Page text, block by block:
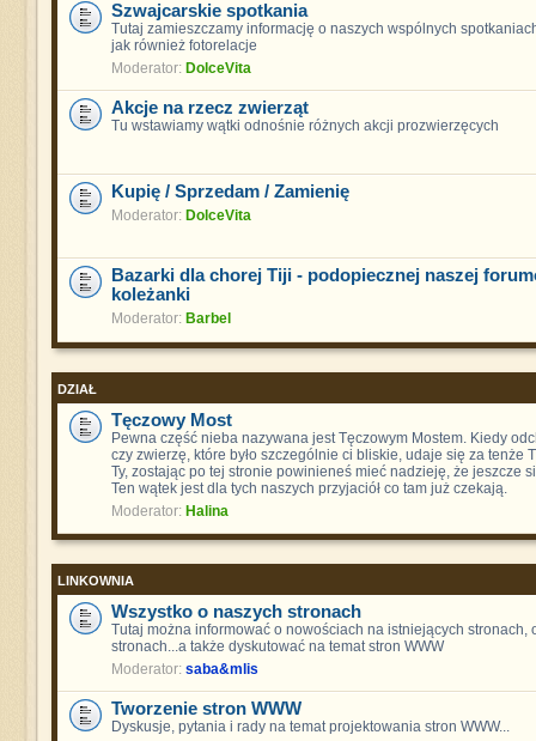
Szwajcarskie spotkania
Tutaj zamieszczamy informację o naszych wspólnych
jak również fotorelacje
Moderator: DolceVita
Akcje na rzecz zwierząt
Tu wstawiamy wątki odnośnie różnych akcji prozwierzęcych
Kupię / Sprzedam / Zamienię
Moderator: DolceVita
Bazarki dla chorej Tiji - podopiecznej naszej
koleżanki
Moderator: Barbel
DZIAŁ
Tęczowy Most
Pewna część nieba nazywana jest Tęczowym Mostem. Kiedy
czy zwierzę, które było szczególnie ci bliskie, udaje się za tenże
Ty, zostając po tej stronie powinieneś mieć nadzieję, że jeszcze
Ten wątek jest dla tych naszych przyjaciół co tam już czekają.
Moderator: Halina
LINKOWNIA
Wszystko o naszych stronach
Tutaj można informować o nowościach na istniejących stronach,
stronach...a także dyskutować na temat stron WWW
Moderator: saba&mlis
Tworzenie stron WWW
Dyskusje, pytania i rady na temat projektowania stron WWW...